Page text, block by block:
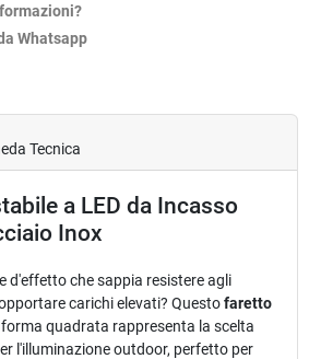
Whatsapp
Tecnica
a LED da Incasso
Inox
d'effetto che sappia resistere agli
carichi elevati? Questofaretto
quadrata rappresenta la scelta
l'illuminazione outdoor, perfetto per